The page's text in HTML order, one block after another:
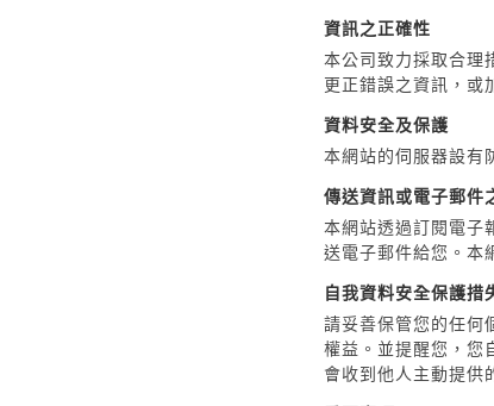
資訊之正確性
本公司致力採取合理
更正錯誤之資訊，或
資料安全及保護
本網站的伺服器設有
傳送資訊或電子郵件
本網站透過訂閱電子
送電子郵件給您。本
自我資料安全保護措
請妥善保管您的任何
權益。並提醒您，您
會收到他人主動提供